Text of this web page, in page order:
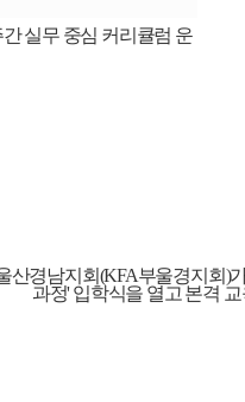
실무 중심 커리큘럼 운
경남지회(KFA부울경지회)
과정' 입학식을 열고 본격